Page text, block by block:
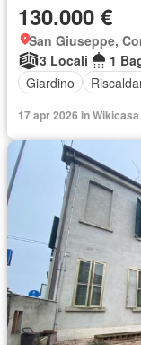
130.000 €
San Giuseppe,
3 Locali
1
Giardino
17 apr 2026 in